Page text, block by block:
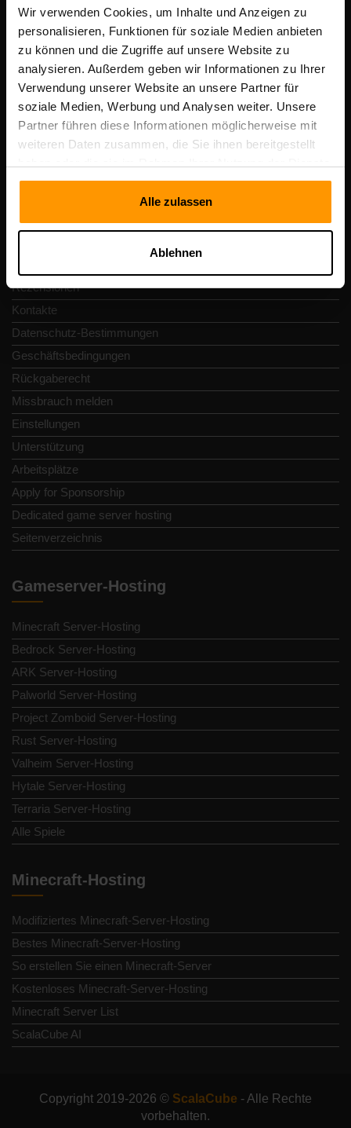
Wir verwenden Cookies, um Inhalte und Anzeigen zu
personalisieren, Funktionen für soziale Medien anbieten
zu können und die Zugriffe auf unsere Website zu
analysieren. Außerdem geben wir Informationen zu Ihrer
Verwendung unserer Website an unsere Partner für
soziale Medien, Werbung und Analysen weiter. Unsere
Partner führen diese Informationen möglicherweise mit
weiteren Daten zusammen, die Sie ihnen bereitgestellt
gesammelt haben.
Alle zulassen
Ablehnen
Unser Unternehmen
Scalable Hosting Solutions OÜ
Registrierungscode: 14652605
Umsatzsteuer-Identifikationsnummer: EE102133820
Adresse: Harju maakond, Tallinn, Kesklinna linnaosa,
Vesivärava tn 50-201, 10152
Rezensionen
Kontakte
Datenschutz-Bestimmungen
Geschäftsbedingungen
Rückgaberecht
Missbrauch melden
Einstellungen
Unterstützung
Arbeitsplätze
Apply for Sponsorship
Dedicated game server hosting
Seitenverzeichnis
Gameserver-Hosting
Minecraft Server-Hosting
Bedrock Server-Hosting
ARK Server-Hosting
Palworld Server-Hosting
Project Zomboid Server-Hosting
Rust Server-Hosting
Valheim Server-Hosting
Hytale Server-Hosting
Terraria Server-Hosting
Alle Spiele
Minecraft-Hosting
Modifiziertes Minecraft-Server-Hosting
Bestes Minecraft-Server-Hosting
So erstellen Sie einen Minecraft-Server
Kostenloses Minecraft-Server-Hosting
Minecraft Server List
ScalaCube AI
Copyright 2019-2026 © ScalaCube - Alle Rechte
vorbehalten.